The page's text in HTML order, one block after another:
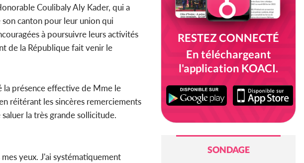
Coulibaly Aly Kader, qui a
son canton pour leur union qui
à poursuivre leurs activités
de la République fait venir le
la présence effective de Mme le
réitérant les sincères remerciements
la très grande sollicitude.
yeux. J'ai systématiquement
RESTEZ CONNECTÉ
En téléchargeant
l'application KOACI.
SONDAGE